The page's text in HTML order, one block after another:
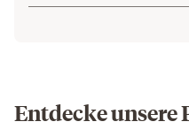
Entdecke